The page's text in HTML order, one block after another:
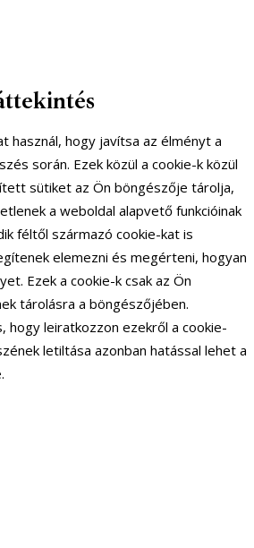
használ, hogy javítsa az élményt a
során. Ezek közül a cookie-k közül
sütiket az Ön böngészője tárolja,
a weboldal alapvető funkcióinak
féltől származó cookie-kat is
elemezni és megérteni, hogyan
Ezek a cookie-k csak az Ön
tárolásra a böngészőjében.
hogy leiratkozzon ezekről a cookie-
letiltása azonban hatással lehet a